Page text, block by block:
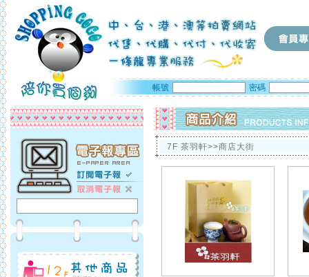
帳號 密碼
7F 茶羽軒>>商店大街